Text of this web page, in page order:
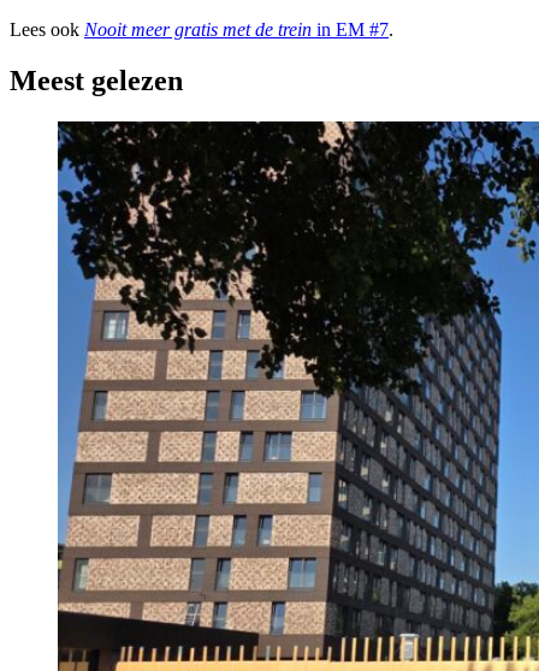
Lees ook Nooit meer gratis met de trein in EM #7.
Meest gelezen